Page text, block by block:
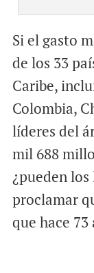
Si el gasto
de los 33
Caribe,
Colombia,
líderes del
mil 688
¿pueden
proclamar
que hace 73